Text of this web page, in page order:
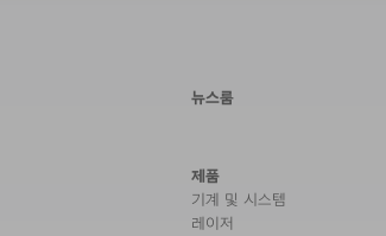
뉴스룸
제품
기계 및 시스템
레이저